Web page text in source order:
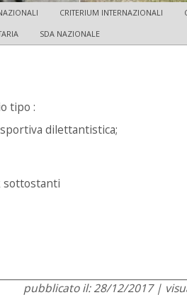
CRITERIUM INTERNAZIONALI
SDA NAZIONALE
tipo :
dilettantistica;
sottostanti
pubblicato il: 28/12/2017 |